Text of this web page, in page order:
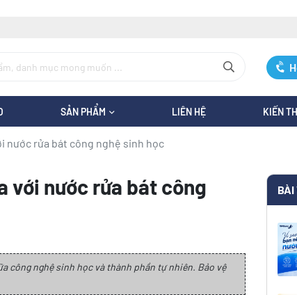
SẢN PHẨM LIÊN HỆ KIẾN
nước rửa bát công nghệ sinh học
với nước rửa bát công
công nghệ sinh học và thành phần tự nhiên. Bảo vệ
BÀI